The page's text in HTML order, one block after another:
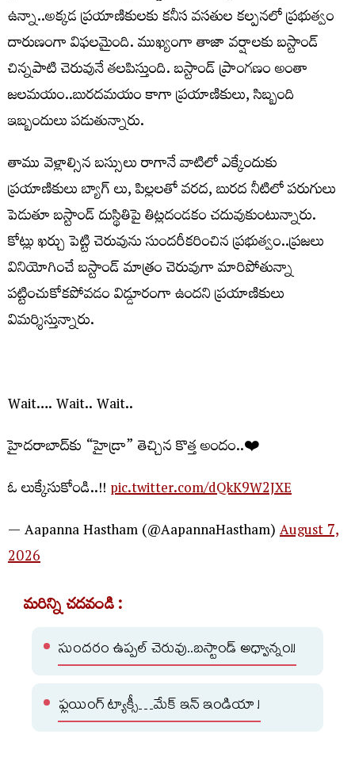
ఉన్నా..అక్కడ ప్రయాణికులకు కనీస వసతుల కల్పనలో ప్రభుత్వం
దారుణంగా విఫలమైంది. ముఖ్యంగా తాజా వర్షాలకు బస్టాండ్
చిన్నపాటి చెరువునే తలపిస్తుంది. బస్టాండ్ ప్రాంగణం అంతా
జలమయం..బురదమయం కాగా ప్రయాణికులు, సిబ్బంది
ఇబ్బందులు పడుతున్నారు.
తాము వెళ్లాల్సిన బస్సులు రాగానే వాటిలో ఎక్కేందుకు
ప్రయాణికులు బ్యాగ్ లు, పిల్లలతో వరద, బురద నీటిలో పరుగులు
పెడుతూ బస్టాండ్ దుస్థితిపై తిట్లదండకం చదువుకుంటున్నారు.
కోట్లు ఖర్చు పెట్టి చెరువును సుందరీకరించిన ప్రభుత్వం..ప్రజలు
వినియోగించే బస్టాండ్ మాత్రం చెరువుగా మారిపోతున్నా
పట్టించుకోకపోవడం విడ్డూరంగా ఉందని ప్రయాణికులు
విమర్శిస్తున్నారు.
Wait…. Wait.. Wait..
హైదరాబాద్‌కు “హైడ్రా” తెచ్చిన కొత్త అందం..❤️
ఓ లుక్కేసుకోండి..!!pic.twitter.com/dQkK9W2JXE
— Aapanna Hastham (@AapannaHastham)August 7,
2026
మరిన్ని చదవండి :
సుందరం ఉప్పల్ చెరువు..బస్టాండ్ అధ్వాన్నం!!
ఫ్లయింగ్ ట్యాక్సీ…మేక్ ఇన్ ఇండియా !